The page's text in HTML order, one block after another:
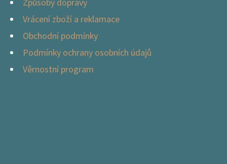
Způsoby dopravy
Vrácení zboží a reklamace
Obchodní podmínky
Podmínky ochrany osobních údajů
Věrnostní program